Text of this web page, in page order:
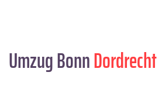
Umzug BonnDordrecht